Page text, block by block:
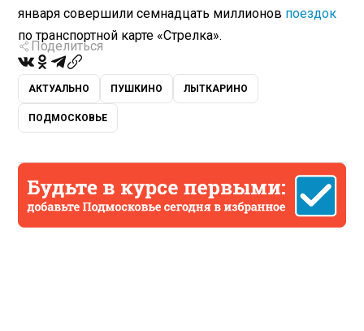
января совершили семнадцать миллионов поездок
по транспортной карте «Стрелка».
Поделиться
АКТУАЛЬНО ПУШКИНО ЛЫТКАРИНО
ПОДМОСКОВЬЕ